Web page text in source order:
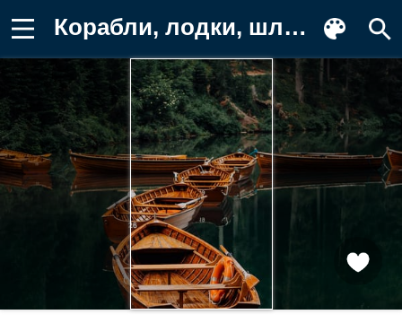
Корабли, лодки, шлюпки, озеро, отражение Картинка для телефона